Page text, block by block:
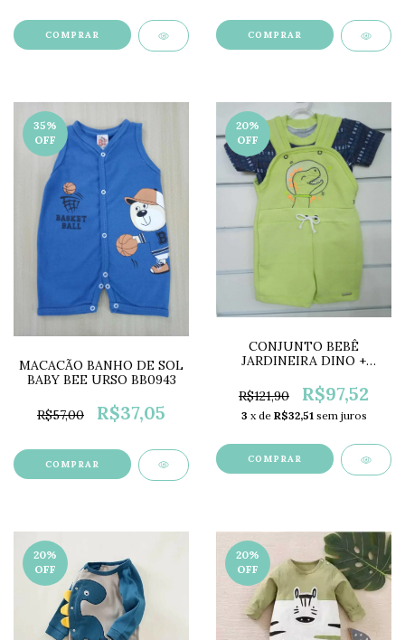
COMPRAR COMPRAR
35%
OFF
MACACÃO BANHO DE SOL
BABY BEE URSO BB0943
R$57,00 R$37,05
COMPRAR
20%
OFF
CONJUNTO BEBÊ
JARDINEIRA DINO +
R$121,90
R$97,52
3 x de R$32,51 sem juros
COMPRAR
20%
OFF
20%
OFF